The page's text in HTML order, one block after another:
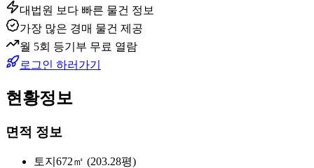
대법원 보다 빠른 물건 정보
가장 많은 경매 물건 제공
월 5회 등기부 무료 열람
로그인 하러가기
현황정보
면적 정보
토지 672㎡ (203.28평)